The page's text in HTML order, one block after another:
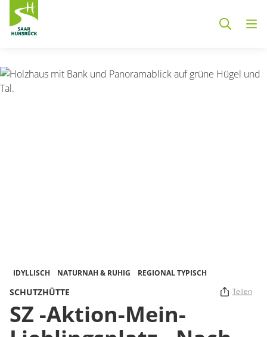
IDYLLISCH NATURNAH & RUHIG REGIONAL TYPISCH
SCHUTZHÜTTE Teilen
SZ -Aktion-Mein-